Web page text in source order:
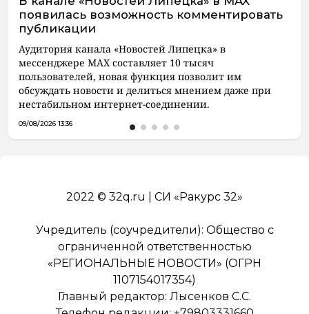
появилась возможность комментировать
публикации
Аудитория канала «Новостей Липецка» в
мессенджере MAX составляет 10 тысяч
пользователей, новая функция позволит им
обсуждать новости и делиться мнением даже при
нестабильном интернет-соединении.
09/08/2026 13:36
2022 © 32q.ru | СИ «Ракурс 32»
Учредитель (соучредители): Общество с
ограниченной ответственностью
«РЕГИОНАЛЬНЫЕ НОВОСТИ» (ОГРН
1107154017354)
Главный редактор: Лысенков С.С.